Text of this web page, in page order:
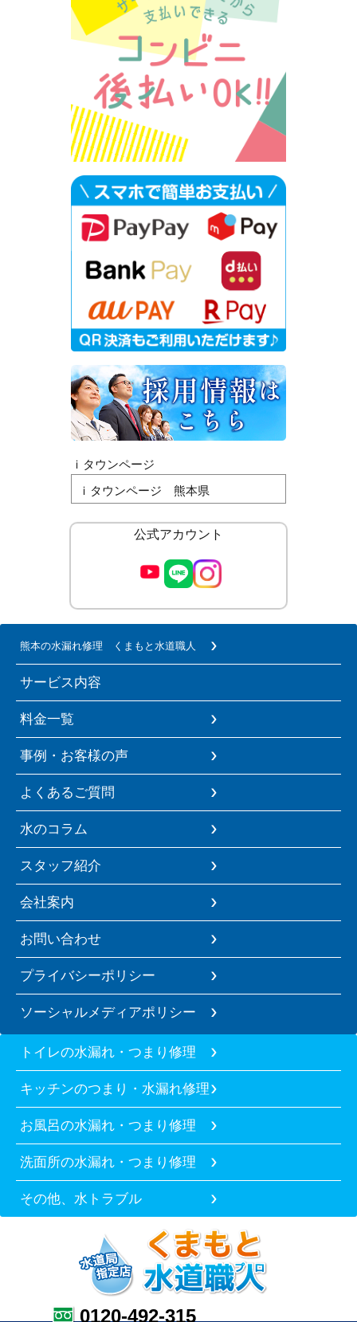
ｉタウンページ
ｉタウンページ 熊本県
公式アカウント
熊本の水漏れ修理 くまもと水道職人
サービス内容
料金一覧
事例・お客様の声
よくあるご質問
水のコラム
スタッフ紹介
会社案内
お問い合わせ
プライバシーポリシー
ソーシャルメディアポリシー
トイレの水漏れ・つまり修理
キッチンのつまり・水漏れ修理
お風呂の水漏れ・つまり修理
洗面所の水漏れ・つまり修理
その他、水トラブル
0120-492-315